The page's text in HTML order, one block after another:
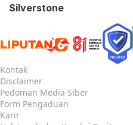
Silverstone
Kontak
Disclaimer
Pedoman Media Siber
Form Pengaduan
Karir